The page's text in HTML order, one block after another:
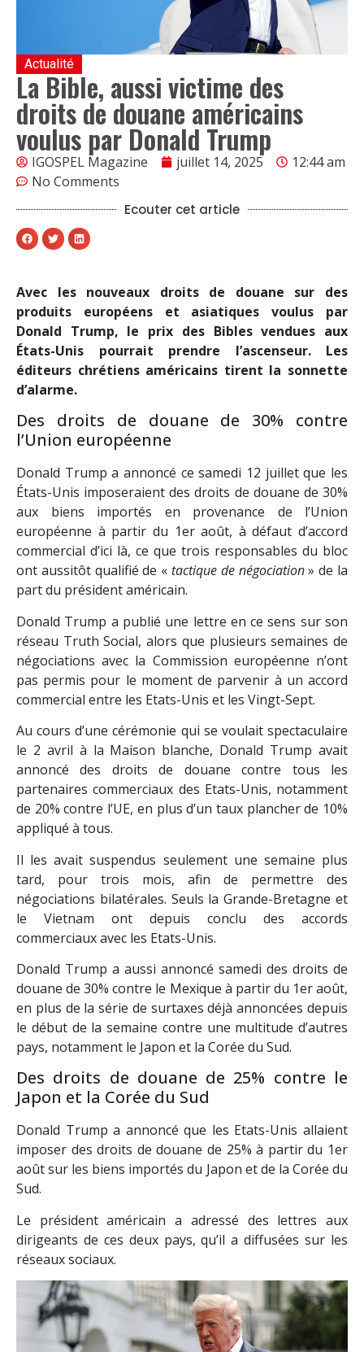
Actualité
La Bible, aussi victime des
droits de douane américains
voulus par Donald Trump
IGOSPEL Magazine juillet 14, 2025
12:44 am
No Comments
Ecouter cet article
Avec les nouveaux droits de douane sur des
produits européens et asiatiques voulus par
Donald Trump, le prix des Bibles vendues aux
États-Unis pourrait prendre l’ascenseur. Les
éditeurs chrétiens américains tirent la sonnette
d’alarme.
Des droits de douane de 30% contre
l’Union européenne
Donald Trump a annoncé ce samedi 12 juillet que les
États-Unis imposeraient des droits de douane de 30%
aux biens importés en provenance de l’Union
européenne à partir du 1er août, à défaut d’accord
commercial d’ici là, ce que trois responsables du bloc
ont aussitôt qualifié de « tactique de négociation» de la
part du président américain.
Donald Trump a publié une lettre en ce sens sur son
réseau Truth Social, alors que plusieurs semaines de
négociations avec la Commission européenne n’ont
pas permis pour le moment de parvenir à un accord
commercial entre les Etats-Unis et les Vingt-Sept.
Au cours d’une cérémonie qui se voulait spectaculaire
le 2 avril à la Maison blanche, Donald Trump avait
annoncé des droits de douane contre tous les
partenaires commerciaux des Etats-Unis, notamment
de 20% contre l’UE, en plus d’un taux plancher de 10%
appliqué à tous.
Il les avait suspendus seulement une semaine plus
tard, pour trois mois, afin de permettre des
négociations bilatérales. Seuls la Grande-Bretagne et
le Vietnam ont depuis conclu des accords
commerciaux avec les Etats-Unis.
Donald Trump a aussi annoncé samedi des droits de
douane de 30% contre le Mexique à partir du 1er août,
en plus de la série de surtaxes déjà annoncées depuis
le début de la semaine contre une multitude d’autres
pays, notamment le Japon et la Corée du Sud.
Des droits de douane de 25% contre le
Japon et la Corée du Sud
Donald Trump a annoncé que les Etats-Unis allaient
imposer des droits de douane de 25% à partir du 1er
août sur les biens importés du Japon et de la Corée du
Sud.
Le président américain a adressé des lettres aux
dirigeants de ces deux pays, qu’il a diffusées sur les
réseaux sociaux.